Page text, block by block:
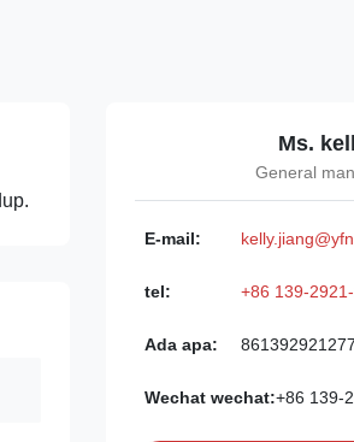
Ms.
General
E-mail:
tel: +86 139-
Ada apa:
Wechat wechat:+86 139-